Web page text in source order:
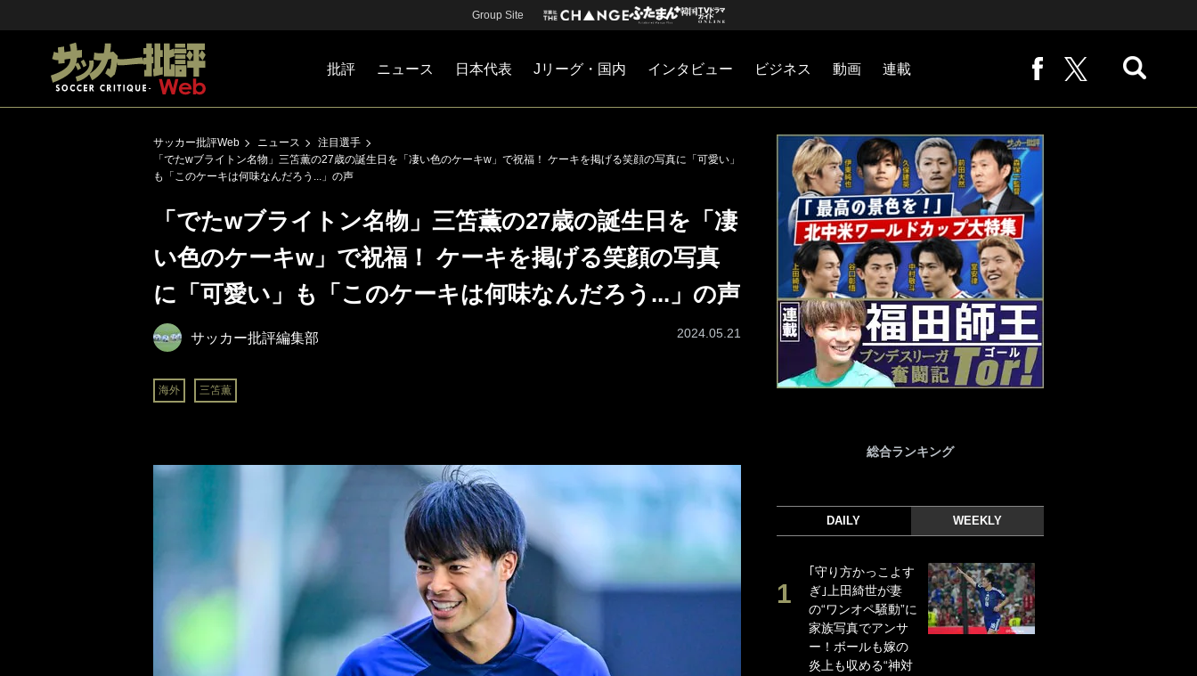
Group Site
批評 ニュース 日本代表 Jリーグ・国内 インタビュー ビジネス 動画 連載
サッカー批評Web ニュース
注目選手
「でたwブライトン名物」三笘薫の27歳の誕生日を「凄い色のケーキw」で祝福！ ケーキを掲げる笑顔の写真に「可愛い」
も「このケーキは何味なんだろう...」の声
「でたwブライトン名物」三笘薫の27歳の誕生日を「凄
い色のケーキw」で祝福！ ケーキを掲げる笑顔の写真
に「可愛い」も「このケーキは何味なんだろう...」の声
サッカー批評編集部
海外 三笘薫
2024.05.21
総合ランキング
DAILY WEEKLY
｢守り方かっこよす
ぎ｣上田綺世が妻
の“ワンオペ騒動”に
家族写真でアンサ
ー！ボールも嫁の
炎上も収める“神対